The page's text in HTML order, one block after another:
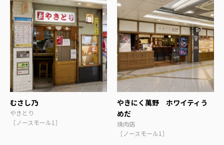
むさし乃
やきとり
［ノースモール1］
やきにく萬野 ホワイティう
めだ
焼肉店
［ノースモール1］